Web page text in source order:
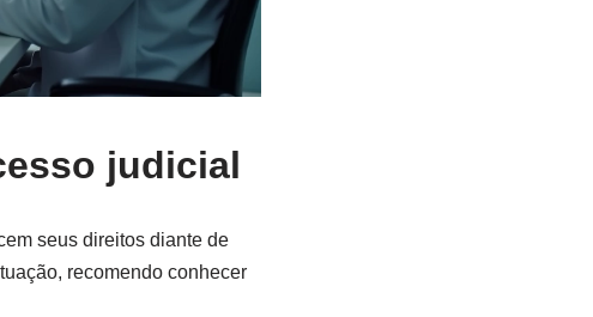
judicial
seus direitos diante de
recomendo conhecer